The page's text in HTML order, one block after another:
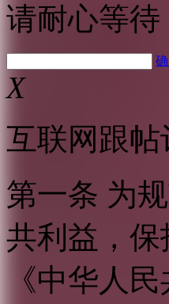
请耐心等待
X
互联网跟
第一条 为
共利益，
《中华人